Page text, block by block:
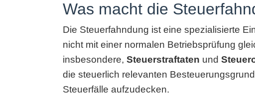
Was macht die
Die Steuerfahndung ist eine spezialisierte
nicht mit einer normalen Betriebsprüfung
insbesondere, Steuerstraftaten und
die steuerlich relevanten
Steuerfälle aufzudecken.